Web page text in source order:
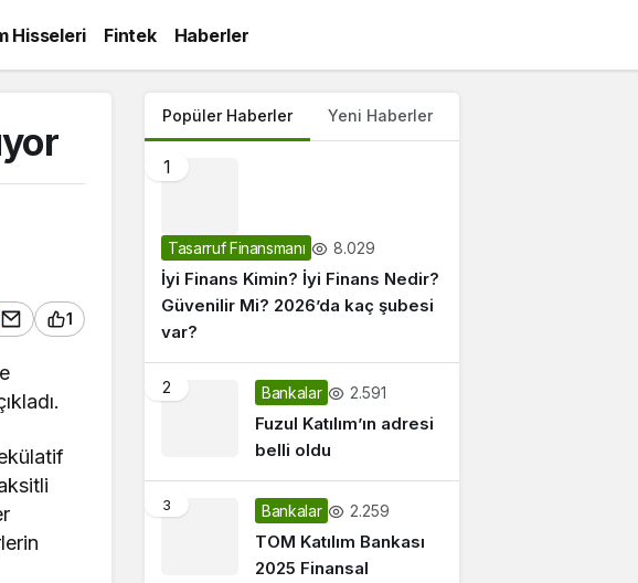
Hisseleri Fintek Haberler
1
Popüler Haberler Yeni Haberler
1
Tasarruf Finansmanı 8.029
İyi Finans Kimin? İyi Finans Nedir?
Güvenilir Mi? 2026’da kaç şubesi
var?
2 Bankalar 2.591
Fuzul Katılım’ın adresi
belli oldu
3 Bankalar 2.259
TOM Katılım Bankası
2025 Finansal